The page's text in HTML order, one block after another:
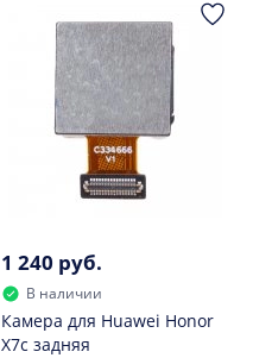
1 240 руб.
В наличии
Камера для Huawei Honor
X7c задняя